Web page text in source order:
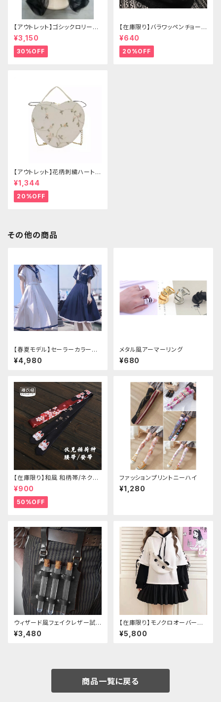
【アウトレット】ゴシックロリータ
ゴールドクラウン＆ホーン(ヴェ
ール付き)
¥3,150
30%OFF
【在庫限り】バラワッペンチョーカ
ー
¥640
20%OFF
【アウトレット】花柄刺繍ハートバ
ッグ
¥1,344
20%OFF
その他の商品
【春夏モデル】セーラーカラープ
リーツワンピース
¥4,980
メタル風アーマーリング
¥680
【在庫限り】和風 和柄帯/ネクタ
イ/リボン（狐面/金魚
¥900
50%OFF
ファッションプリントニーハイ
¥1,280
ウィザード風フェイクレザー試
験管ホルダー
¥3,480
【在庫限り】モノクロオーバーサ
イズパンダパーカー
¥5,800
商品一覧に戻る